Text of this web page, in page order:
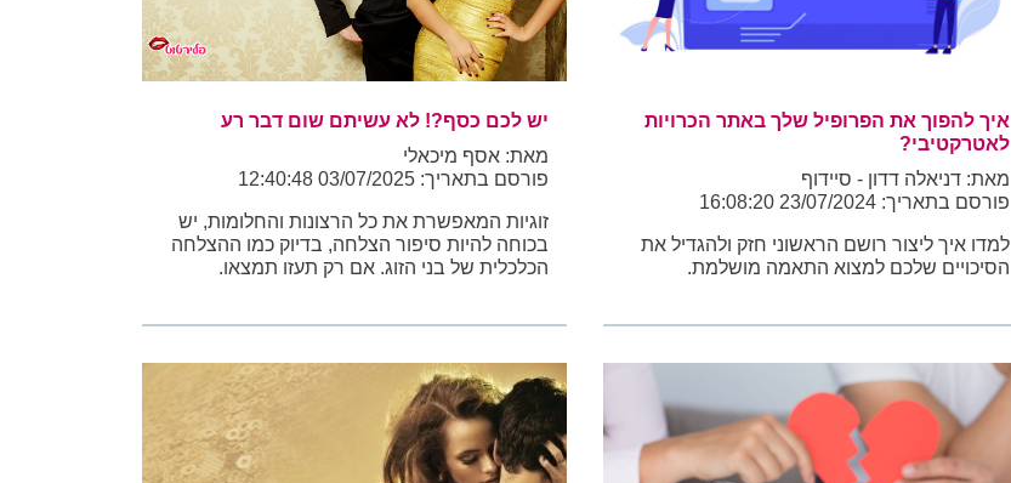
איך להפוך את הפרופיל שלך באתר הכרויות
לאטרקטיבי?
מאת: דניאלה דדון - סיידוף
פורסם בתאריך: 23/07/2024 16:08:20
למדו איך ליצור רושם הראשוני חזק ולהגדיל את
הסיכויים שלכם למצוא התאמה מושלמת.
יש לכם כסף?! לא עשיתם שום דבר רע
מאת: אסף מיכאלי
פורסם בתאריך: 03/07/2025 12:40:48
זוגיות המאפשרת את כל הרצונות והחלומות, יש
בכוחה להיות סיפור הצלחה, בדיוק כמו ההצלחה
הכלכלית של בני הזוג. אם רק תעזו תמצאו.